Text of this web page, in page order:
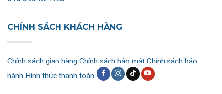
CHÍNH SÁCH KHÁCH HÀNG
Chính sách giao hàng Chính sách bảo mật Chính sách bảo
hành Hình thức thanh toán